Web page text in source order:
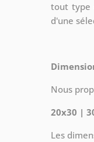
tout type
d'une
Nous
20x30 |
Les